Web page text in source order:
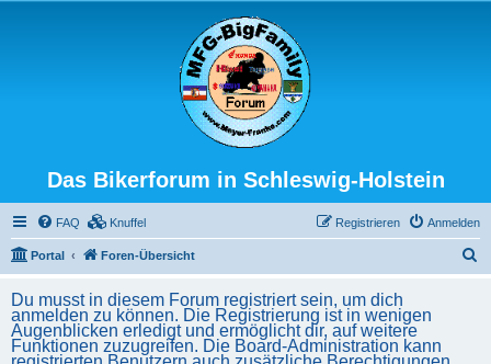
Das Bikerforum in Schleswig-Holstein
FAQ Knuffel Anmelden
Registrieren
Portal Foren-Übersicht
Du musst in diesem Forum registriert sein, um dich
anmelden zu können. Die Registrierung ist in wenigen
Augenblicken erledigt und ermöglicht dir, auf weitere
Funktionen zuzugreifen. Die Board-Administration kann